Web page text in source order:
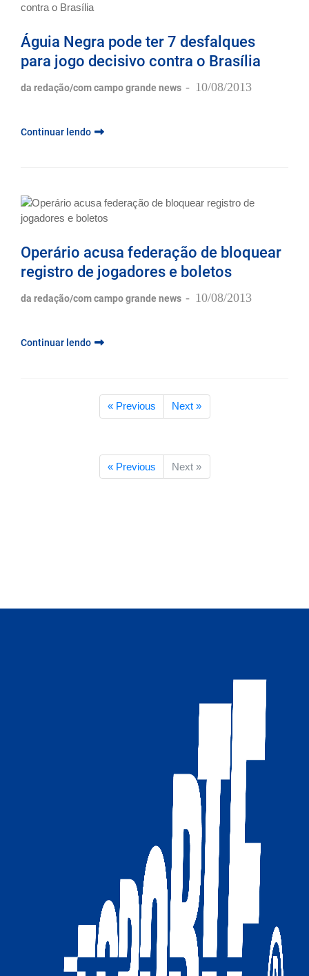
Águia Negra pode ter 7 desfalques
para jogo decisivo contra o Brasília
da redação/com campo grande news 10/08/2013
Continuar lendo
Operário acusa federação de bloquear
registro de jogadores e boletos
da redação/com campo grande news 10/08/2013
Continuar lendo
« Previous Next »
« Previous Next »